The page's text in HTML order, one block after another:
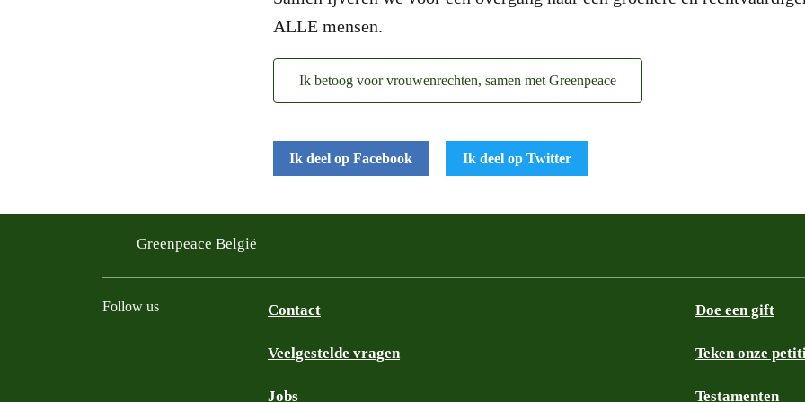
ALLE mensen.
Ik betoog voor vrouwenrechten, samen met Greenpeace
Ik deel op Facebook Ik deel op Twitter
Greenpeace België
Follow us Contact
Veelgestelde vragen
Jobs
Doe een gift
Teken onze
Testamenten